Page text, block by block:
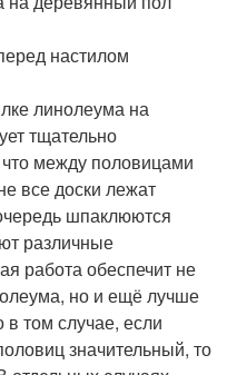
настилом
линолеума на
тщательно
что между половицами
все доски лежат
шпаклюются
различные
работа обеспечит не
но и ещё лучше
том случае, если
значительный, то